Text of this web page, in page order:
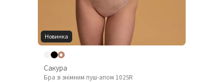
Новинка
Сакура
Бра зі знімним пуш-апом 102SR